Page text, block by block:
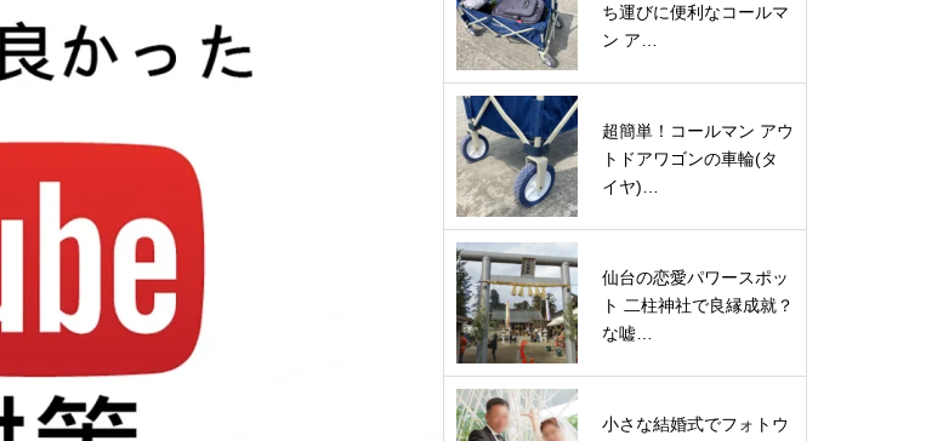
ち運びに便利なコールマ
ン ア…
超簡単！コールマン アウ
トドアワゴンの車輪(タ
イヤ)…
仙台の恋愛パワースポッ
ト 二柱神社で良縁成就？
な嘘…
小さな結婚式でフォトウ